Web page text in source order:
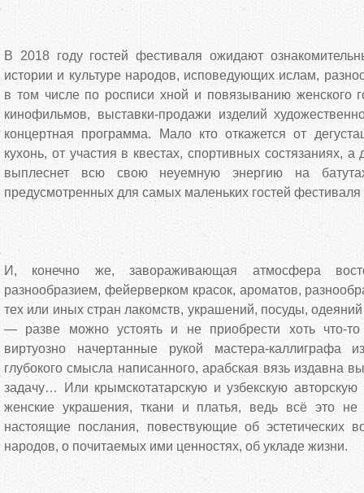
В 2018 году гостей фестиваля ожидают
истории и культуре народов, исповедующих ислам,
в том числе по росписи хной и повязыванию женского
кинофильмов, выставки-продажи изделий
концертная программа. Мало кто откажется от
кухонь, от участия в квестах, спортивных состязаниях, а
выплеснет всю свою неуемную энергию на
предусмотренных для самых маленьких гостей фестиваля
И, конечно же, завораживающая атмосфера
разнообразием, фейерверком красок, ароматов,
тех или иных стран лакомств, украшений, посуды, одеяний
— разве можно устоять и не приобрести хоть что-
виртуозно начертанные рукой мастера-каллиграфа
глубокого смысла написанного, арабская вязь издавна
задачу… Или крымскотатарскую и узбекскую авторскую
женские украшения, ткани и платья, ведь всё это
настоящие послания, повествующие об эстетических
народов, о почитаемых ими ценностях, об укладе жизни.